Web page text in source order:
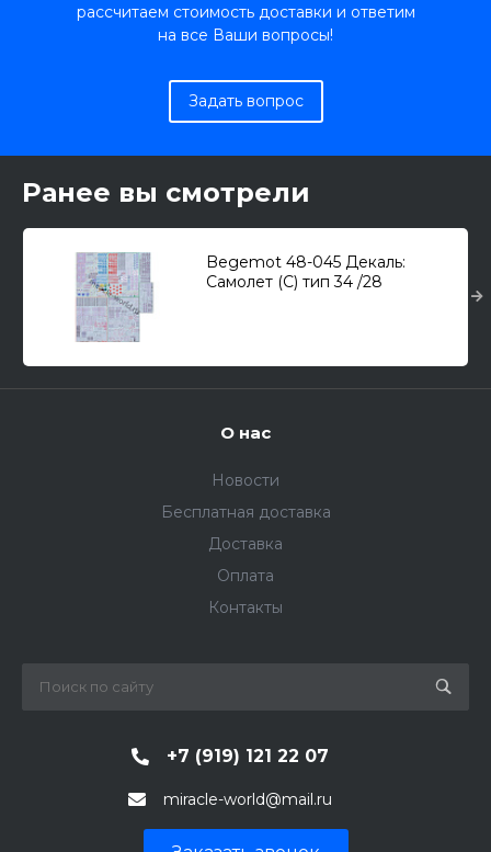
рассчитаем стоимость доставки и ответим
на все Ваши вопросы!
Задать вопрос
Ранее вы смотрели
Begemot 48-045 Декаль:
Самолет (С) тип 34 /28
О нас
Новости
Бесплатная доставка
Доставка
Оплата
Контакты
+7 (919) 121 22 07
miracle-world@mail.ru